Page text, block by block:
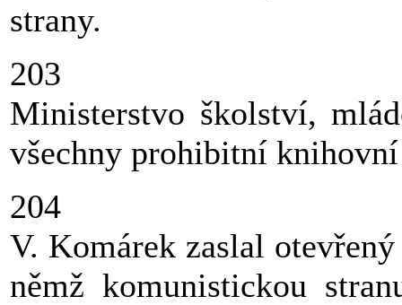
strany.
203
Ministerstvo školství,
všechny prohibitní
204
V. Komárek zaslal
němž komunistickou